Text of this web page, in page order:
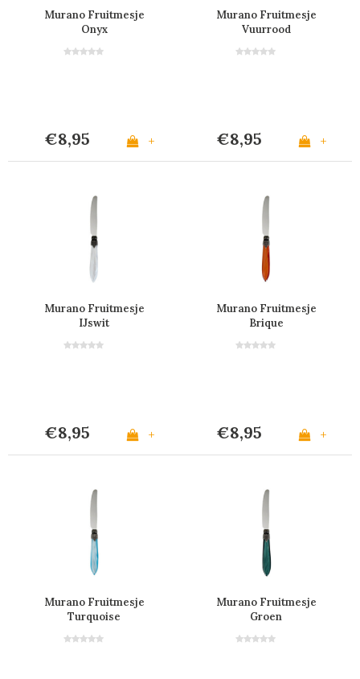
Murano Fruitmesje
Onyx
€8,95 +
Murano Fruitmesje
Vuurrood
€8,95 +
Murano Fruitmesje
IJswit
€8,95 +
Murano Fruitmesje
Brique
€8,95 +
Murano Fruitmesje
Turquoise
Murano Fruitmesje
Groen